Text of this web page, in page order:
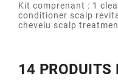
Kit comprenant : 1
conditioner scalp
chevelu scalp
14 PRODUITS